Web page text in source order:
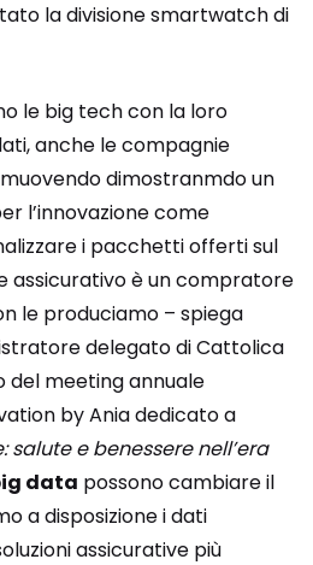
la divisione smartwatch di
le big tech con la loro
anche le compagnie
dimostranmdo un
l’innovazione come
i pacchetti offerti sul
assicurativo è un compratore
le produciamo – spiega
delegato di Cattolica
del meeting annuale
by Ania dedicato a
salute e benessere nell’era
data possono cambiare il
a disposizione i dati
assicurative più